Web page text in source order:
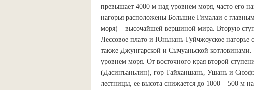
превышает 4000 м над уровнем моря, часто его
нагорья расположены Большие Гималаи с
моря) – высочайшей вершиной мира. Вторую
Лессовое плато и Юньнань-Гуйчжоуское
также Джунгарской и Сычуаньской
уровнем моря. От восточного края второй
(Дасинъаньлин), гор Тайханшань, Ушань и
лестницы, ее высота снижается до 1000 – 500 м